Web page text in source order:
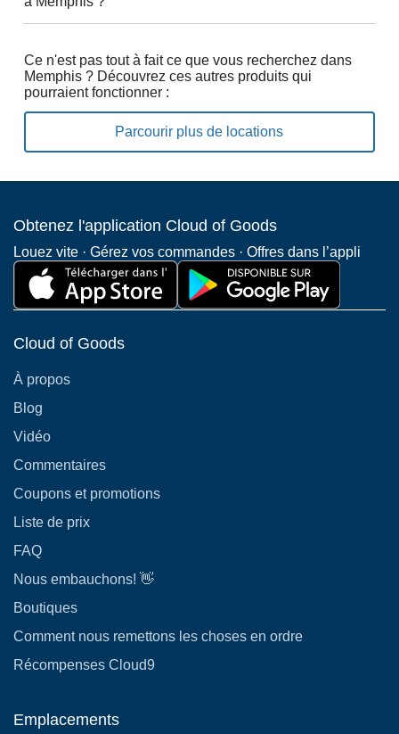
Ce n'est pas tout à fait ce que vous recherchez dans
Memphis ? Découvrez ces autres produits qui
pourraient fonctionner :
Parcourir plus de locations
Obtenez l'application Cloud of Goods
Louez vite · Gérez vos commandes · Offres dans l’appli
Cloud of Goods
À propos
Blog
Vidéo
Commentaires
Coupons et promotions
Liste de prix
FAQ
Nous embauchons! 👋
Boutiques
Comment nous remettons les choses en ordre
Récompenses Cloud9
Emplacements